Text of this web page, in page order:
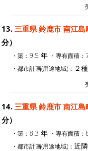
13. 三重県 鈴鹿市 南江島
分）
・築： 9.5 年 ・専有面積：
・都市計画(用途地域)： ２
14. 三重県 鈴鹿市 南江島
分）
・築： 8.3 年 ・専有面積：
・都市計画(用途地域)： 近